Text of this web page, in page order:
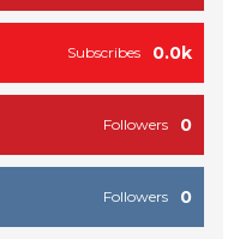
0.0k
Subscribes
0
Followers
0
Followers